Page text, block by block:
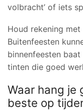
volbracht’ of iets
Houd rekening
Buitenfeesten
binnenfeesten
tinten die goed
Waar hang je
beste op